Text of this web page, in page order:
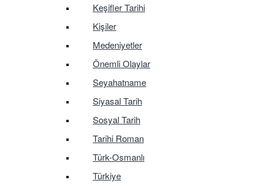
Keşifler Tarihi
Kişiler
Medeniyetler
Önemli Olaylar
Seyahatname
Siyasal Tarih
Sosyal Tarih
Tarihi Roman
Türk-Osmanlı
Türkiye